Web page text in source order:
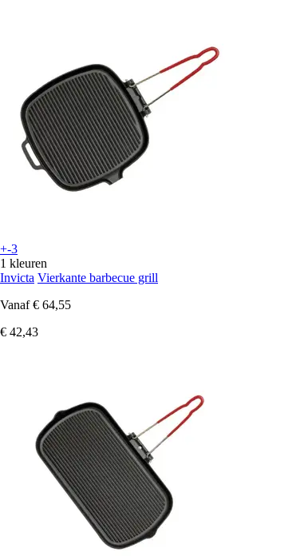
+-3
1 kleuren
Invicta Vierkante barbecue grill
Vanaf € 64,55
€ 42,43